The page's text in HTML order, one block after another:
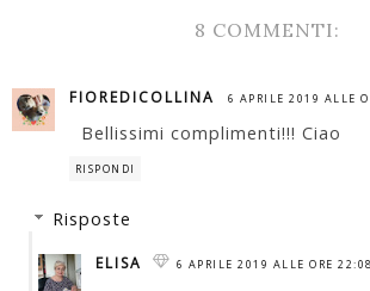
8 COMMENTI:
FIOREDICOLLINA 6 APRILE 2019 ALLE
Bellissimi complimenti!!! Ciao
RISPONDI
Risposte
ELISA 6 APRILE 2019 ALLE ORE 22:08